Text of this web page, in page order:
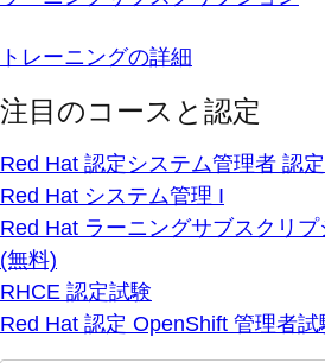
トレーニングの詳細
注目のコースと認定
Red Hat 認定システム管理者 認
Red Hat システム管理 I
Red Hat ラーニングサブスクリ
(無料)
RHCE 認定試験
Red Hat 認定 OpenShift 管理者試